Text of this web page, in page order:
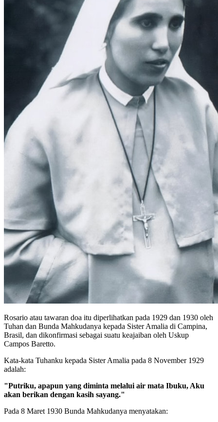
Rosario atau tawaran doa itu diperlihatkan pada 1929 dan 1930 oleh
Tuhan dan Bunda Mahkudanya kepada Sister Amalia di Campina,
Brasil, dan dikonfirmasi sebagai suatu keajaiban oleh Uskup
Campos Baretto.
Kata-kata Tuhanku kepada Sister Amalia pada 8 November 1929
adalah:
"Putriku, apapun yang diminta melalui air mata Ibuku, Aku
akan berikan dengan kasih sayang."
Pada 8 Maret 1930 Bunda Mahkudanya menyatakan: